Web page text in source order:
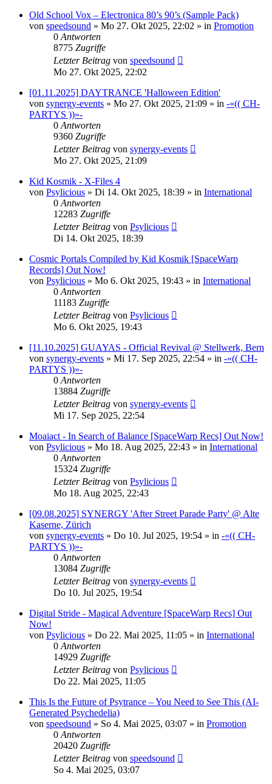
Old School Vox – Electronica 80’s 90’s (Sample Pack)
von speedsound » Mo 27. Okt 2025, 22:02 » in Promotion
0 Antworten
8775 Zugriffe
Letzter Beitrag von speedsound
Mo 27. Okt 2025, 22:02
[01.11.2025] DAYTRANCE 'Halloween Edition'
von synergy-events » Mo 27. Okt 2025, 21:09 » in -«(( CH-
PARTYS ))»-
0 Antworten
9360 Zugriffe
Letzter Beitrag von synergy-events
Mo 27. Okt 2025, 21:09
Kid Kosmik - X-Files 4
von Psylicious » Di 14. Okt 2025, 18:39 » in International
0 Antworten
12283 Zugriffe
Letzter Beitrag von Psylicious
Di 14. Okt 2025, 18:39
Cosmic Portals Compiled by Kid Kosmik [SpaceWarp
Records] Out Now!
von Psylicious » Mo 6. Okt 2025, 19:43 » in International
0 Antworten
11183 Zugriffe
Letzter Beitrag von Psylicious
Mo 6. Okt 2025, 19:43
[11.10.2025] GUAYAS - Official Revival @ Stellwerk, Bern
von synergy-events » Mi 17. Sep 2025, 22:54 » in -«(( CH-
PARTYS ))»-
0 Antworten
13884 Zugriffe
Letzter Beitrag von synergy-events
Mi 17. Sep 2025, 22:54
Moaiact - In Search of Balance [SpaceWarp Recs] Out Now!
von Psylicious » Mo 18. Aug 2025, 22:43 » in International
0 Antworten
15324 Zugriffe
Letzter Beitrag von Psylicious
Mo 18. Aug 2025, 22:43
[09.08.2025] SYNERGY 'After Street Parade Party' @ Alte
Kaserne, Zürich
von synergy-events » Do 10. Jul 2025, 19:54 » in -«(( CH-
PARTYS ))»-
0 Antworten
13084 Zugriffe
Letzter Beitrag von synergy-events
Do 10. Jul 2025, 19:54
Digital Stride - Magical Adventure [SpaceWarp Recs] Out
Now!
von Psylicious » Do 22. Mai 2025, 11:05 » in International
0 Antworten
14929 Zugriffe
Letzter Beitrag von Psylicious
Do 22. Mai 2025, 11:05
This Is the Future of Psytrance – You Need to See This (AI-
Generated Psychedelia)
von speedsound » So 4. Mai 2025, 03:07 » in Promotion
0 Antworten
20420 Zugriffe
Letzter Beitrag von speedsound
So 4. Mai 2025, 03:07